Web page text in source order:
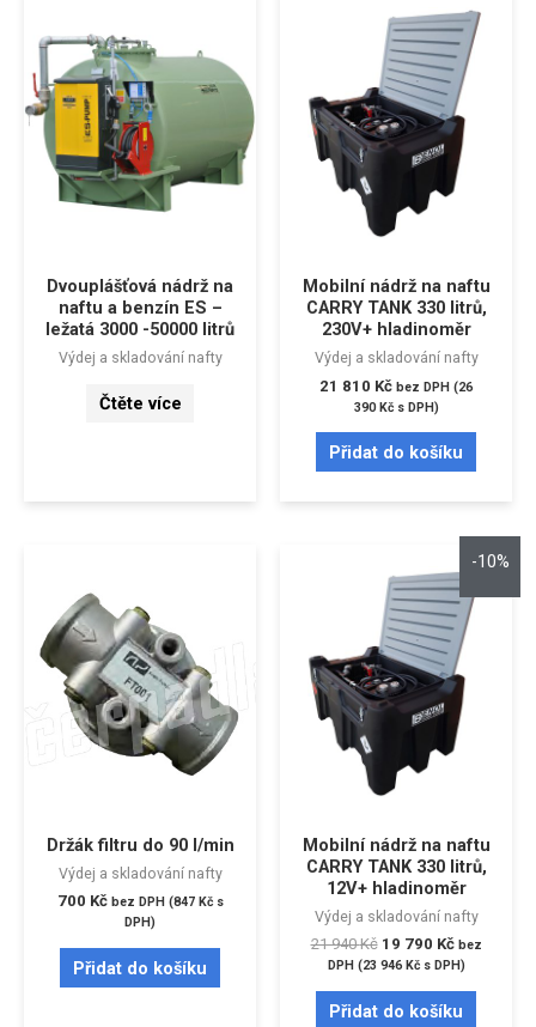
Dvouplášťová nádrž na
naftu a benzín ES –
ležatá 3000 -50000 litrů
Výdej a skladování nafty
Čtěte více
Mobilní nádrž na naftu
CARRY TANK 330 litrů,
230V+ hladinoměr
Výdej a skladování nafty
21 810 Kč bez DPH (26
390Kčs DPH)
Přidat do košíku
Držák filtru do 90 l/min
Výdej a skladování nafty
700 Kč bez DPH (847 Kčs
DPH)
Přidat do košíku
-10%
Mobilní nádrž na naftu
CARRY TANK 330 litrů,
12V+ hladinoměr
Výdej a skladování nafty
21 940Kč 19 790 Kč bez
DPH (23 946 Kčs DPH)
Přidat do košíku